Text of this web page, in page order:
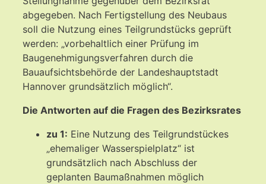
abgegeben. Nach Fertigstellung des Neubaus
soll die Nutzung eines Teilgrundstücks geprüft
werden: „vorbehaltlich einer Prüfung im
Baugenehmigungsverfahren durch die
Bauaufsichtsbehörde der Landeshauptstadt
Hannover grundsätzlich möglich“.
Die Antworten auf die Fragen des Bezirksrates
zu 1: Eine Nutzung des Teilgrundstückes
„ehemaliger Wasserspielplatz“ ist
grundsätzlich nach Abschluss der
geplanten Baumaßnahmen möglich